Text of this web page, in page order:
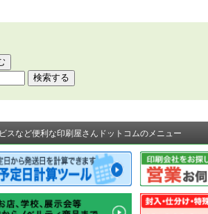
スなど便利な印刷屋さんドットコムのメニュー